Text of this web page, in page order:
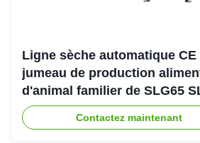
Ligne sèche automatique CE
jumeau de production
d'animal familier de SLG65
de boudineuse à vis de
Contactez maintenant